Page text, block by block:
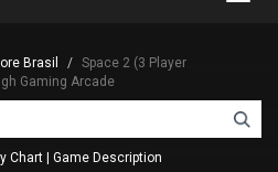
Brasil
Space 2 (3 Player
Gaming Arcade
Chart Game Description